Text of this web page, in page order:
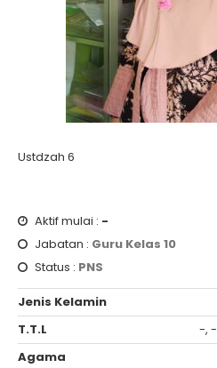
Ustdzah 6
Aktif mulai : -
Jabatan : Guru Kelas 10
Status : PNS
Jenis Kelamin
T.T.L
-, -
Agama